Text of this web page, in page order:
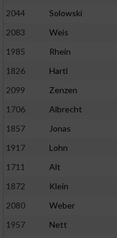
2044
Solowski
2083
Weis
1985
Rhein
1826
Hartl
2099
Zenzen
1706
Albrecht
1857
Jonas
1917
Lohn
1711
Alt
1872
Klein
2080
Weber
1957
Nett
Verwendung
von Inhalten
IAB-Besonderheiten:
Verwendung genauer
Geräte anhand von
Notwendig